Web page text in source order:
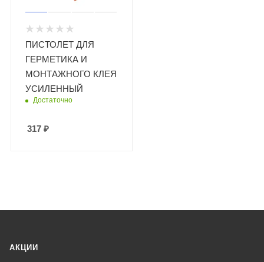
ПИСТОЛЕТ ДЛЯ
ГЕРМЕТИКА И
МОНТАЖНОГО КЛЕЯ
УСИЛЕННЫЙ
Достаточно
317 ₽
АКЦИИ